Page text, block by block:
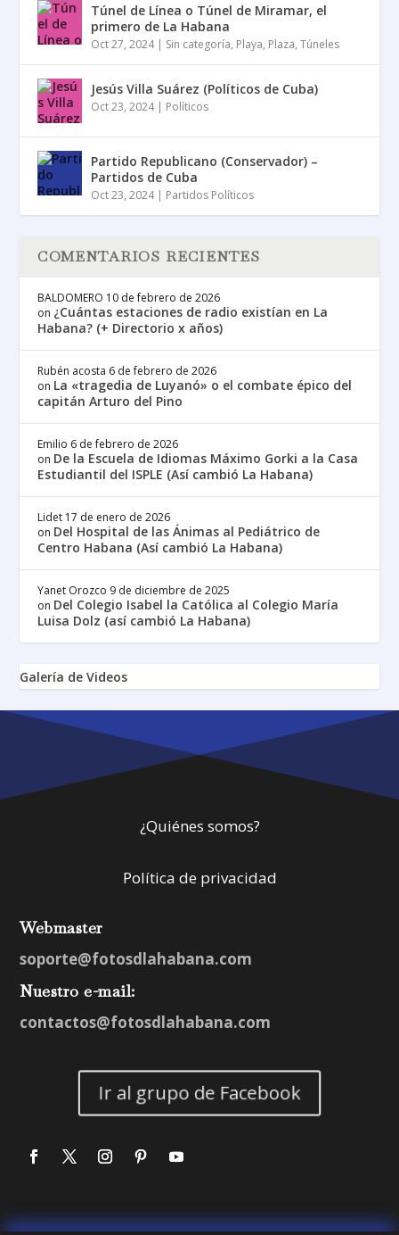
Túnel de Línea o Túnel de Miramar, el
primero de La Habana
Oct 27, 2024| Sin categoría, Playa, Plaza,Túneles
Jesús Villa Suárez (Políticos de Cuba)
Oct 23, 2024| Políticos
Partido Republicano (Conservador) –
Partidos de Cuba
Oct 23, 2024| Partidos Políticos
COMENTARIOS RECIENTES
BALDOMERO 10 de febrero de 2026
on ¿Cuántas estaciones de radio existían en La
Habana? (+ Directorio x años)
Rubén acosta 6 de febrero de 2026
on La «tragedia de Luyanó» o el combate épico del
capitán Arturo del Pino
Emilio 6 de febrero de 2026
on De la Escuela de Idiomas Máximo Gorki a la Casa
Estudiantil del ISPLE (Así cambió La Habana)
Lidet 17 de enero de 2026
on Del Hospital de las Ánimas al Pediátrico de
Centro Habana (Así cambió La Habana)
Yanet Orozco 9 de diciembre de 2025
on Del Colegio Isabel la Católica al Colegio María
Luisa Dolz (así cambió La Habana)
Galería de Videos
¿Quiénes somos?
Política de privacidad
Webmaster
soporte@fotosdlahabana.com
Nuestro e-mail:
contactos@fotosdlahabana.com
Ir al grupo de Facebook